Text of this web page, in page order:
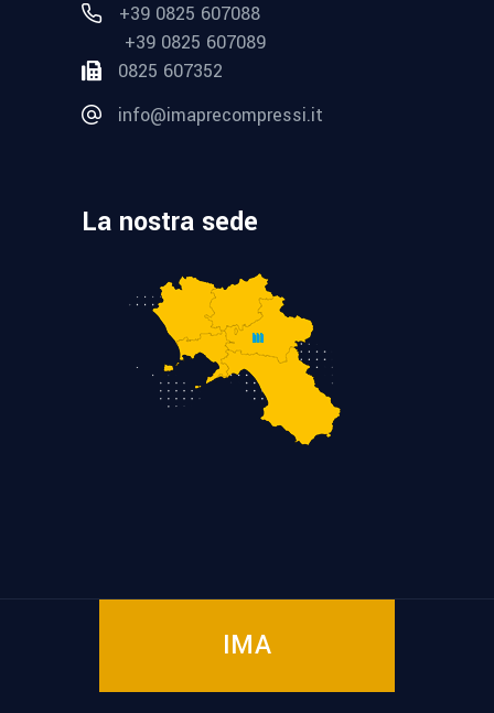
+39 0825 607088
+39 0825 607089
0825 607352
info@imaprecompressi.it
La nostra sede
IMA